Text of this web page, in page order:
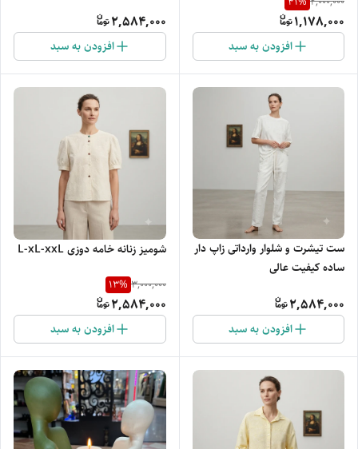
1,178,000
افزودن به سبد
2,584,000
افزودن به سبد
ست تیشرت و شلوار وارداتی زاپ دار
ساده کیفیت عالی
2,584,000
افزودن به سبد
شومیز زنانه خامه دوزی L-xL-xxL
3,000,000
13%
2,584,000
افزودن به سبد